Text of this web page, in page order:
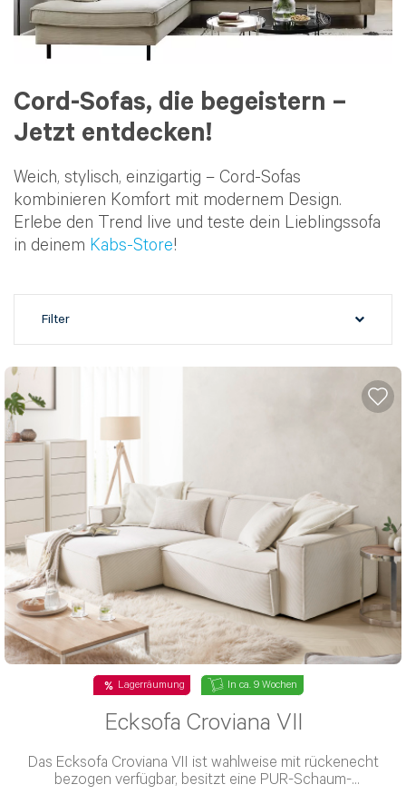
Cord-Sofas, die begeistern –
Jetzt entdecken!
Weich, stylisch, einzigartig – Cord-Sofas
kombinieren Komfort mit modernem Design.
Erlebe den Trend live und teste dein Lieblingssofa
in deinem Kabs-Store!
Filter
Lagerräumung In ca. 9 Wochen
Ecksofa Croviana VII
Das Ecksofa Croviana VII ist wahlweise mit rückenecht
bezogen verfügbar, besitzt eine PUR-Schaum-